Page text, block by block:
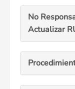
No
Actualizar